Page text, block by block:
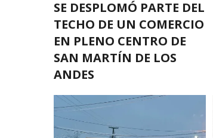
SE DESPLOMÓ PARTE DEL
TECHO DE UN COMERCIO
EN PLENO CENTRO DE
SAN MARTÍN DE LOS
ANDES